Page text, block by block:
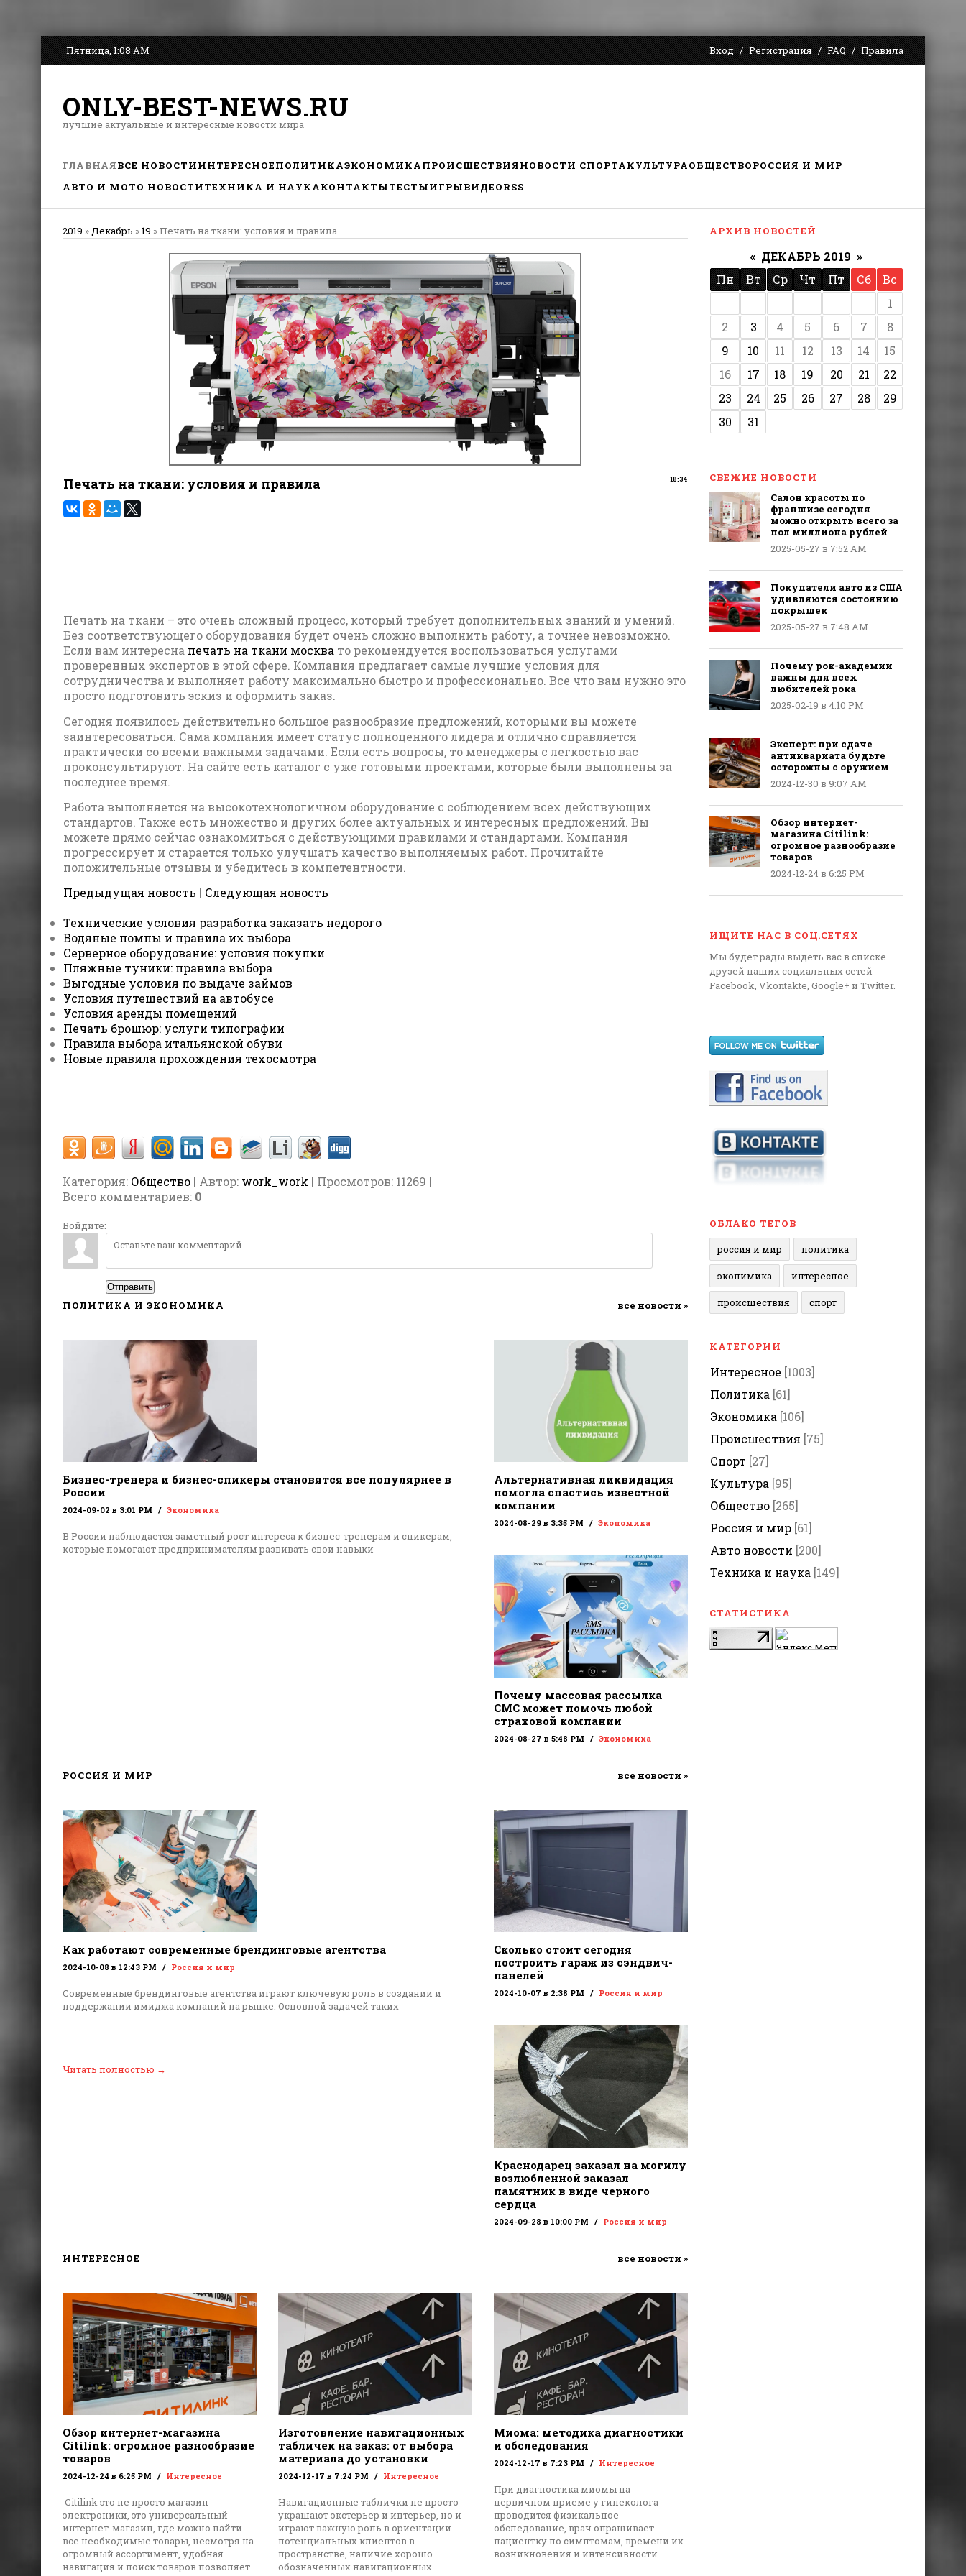
Пятница, 1:08 AM Вход Регистрация FAQ Правила
ONLY-BEST-NEWS.RU
лучшие актуальные и интересные новости мира
ГЛАВНАЯВСЕ НОВОСТИИНТЕРЕСНОЕПОЛИТИКАЭКОНОМИКАПРОИСШЕСТВИЯНОВОСТИ СПОРТАКУЛЬТУРАОБЩЕСТВОРОССИЯ И МИР
АВТО И МОТО НОВОСТИТЕХНИКА И НАУКАКОНТАКТЫТЕСТЫИГРЫВИДЕОRSS
2019 »Декабрь »19 » Печать на ткани: условия и правила
18:34
Печать на ткани: условия и правила
Печать на ткани – это очень сложный процесс, который требует дополнительных знаний и умений.
Без соответствующего оборудования будет очень сложно выполнить работу, а точнее невозможно.
Если вам интересна печать на ткани москва то рекомендуется воспользоваться услугами
проверенных экспертов в этой сфере. Компания предлагает самые лучшие условия для
сотрудничества и выполняет работу максимально быстро и профессионально. Все что вам нужно это
просто подготовить эскиз и оформить заказ.
Сегодня появилось действительно большое разнообразие предложений, которыми вы можете
заинтересоваться. Сама компания имеет статус полноценного лидера и отлично справляется
практически со всеми важными задачами. Если есть вопросы, то менеджеры с легкостью вас
проконсультируют. На сайте есть каталог с уже готовыми проектами, которые были выполнены за
последнее время.
Работа выполняется на высокотехнологичном оборудование с соблюдением всех действующих
стандартов. Также есть множество и других более актуальных и интересных предложений. Вы
можете прямо сейчас ознакомиться с действующими правилами и стандартами. Компания
прогрессирует и старается только улучшать качество выполняемых работ. Прочитайте
положительные отзывы и убедитесь в компетентности.
Предыдущая новость | Следующая новость
Технические условия разработка заказать недорого
Водяные помпы и правила их выбора
Серверное оборудование: условия покупки
Пляжные туники: правила выбора
Выгодные условия по выдаче займов
Условия путешествий на автобусе
Условия аренды помещений
Печать брошюр: услуги типографии
Правила выбора итальянской обуви
Новые правила прохождения техосмотра
Категория: Общество | Автор: work_work | Просмотров: 11269 |
Всего комментариев: 0
Войдите:
Отправить
ПОЛИТИКА И ЭКОНОМИКА все новости »
Бизнес-тренера и бизнес-спикеры становятся все популярнее в
России
2024-09-02 в 3:01 PM Экономика
В России наблюдается заметный рост интереса к бизнес-тренерам и спикерам,
которые помогают предпринимателям развивать свои навыки
Альтернативная ликвидация
помогла спастись известной
компании
2024-08-29 в 3:35 PM Экономика
Почему массовая рассылка
СМС может помочь любой
страховой компании
2024-08-27 в 5:48 PM Экономика
РОССИЯ И МИР все новости »
Как работают современные брендинговые агентства
2024-10-08 в 12:43 PM Россия и мир
Современные брендинговые агентства играют ключевую роль в создании и
поддержании имиджа компаний на рынке. Основной задачей таких
Читать полностью →
Сколько стоит сегодня
построить гараж из сэндвич-
панелей
2024-10-07 в 2:38 PM Россия и мир
Краснодарец заказал на могилу
возлюбленной заказал
памятник в виде черного
сердца
2024-09-28 в 10:00 PM Россия и мир
ИНТЕРЕСНОЕ все новости »
Обзор интернет-магазина
Citilink: огромное разнообразие
товаров
2024-12-24 в 6:25 PM Интересное
Citilink это не просто магазин
электроники, это универсальный
интернет-магазин, где можно найти
все необходимые товары, несмотря на
огромный ассортимент, удобная
навигация и поиск товаров позволяет
Изготовление навигационных
табличек на заказ: от выбора
материала до установки
2024-12-17 в 7:24 PM Интересное
Навигационные таблички не просто
украшают экстерьер и интерьер, но и
играют важную роль в ориентации
потенциальных клиентов в
пространстве, наличие хорошо
обозначенных навигационных
Миома: методика диагностики
и обследования
2024-12-17 в 7:23 PM Интересное
При диагностика миомы на
первичном приеме у гинеколога
проводится физикальное
обследование, врач опрашивает
пациентку по симптомам, времени их
возникновения и интенсивности.
АРХИВ НОВОСТЕЙ
« ДЕКАБРЬ 2019 »
Пн
Вт Ср Чт Пт Сб
Вс
1
2
3 4 5 6 7
8
9
10 11 12 13 14
15
16
17 18 19 20 21
22
23
24 25 26 27 28
29
30
31
СВЕЖИЕ НОВОСТИ
Салон красоты по
франшизе сегодня
можно открыть всего за
пол миллиона рублей
2025-05-27 в 7:52 AM
Покупатели авто из США
удивляются состоянию
покрышек
2025-05-27 в 7:48 AM
Почему рок-академии
важны для всех
любителей рока
2025-02-19 в 4:10 PM
Эксперт: при сдаче
антиквариата будьте
осторожны с оружием
2024-12-30 в 9:07 AM
Обзор интернет-
магазина Citilink:
огромное разнообразие
товаров
2024-12-24 в 6:25 PM
ИЩИТЕ НАС В СОЦ.СЕТЯХ
Мы будет рады выдеть вас в списке
друзей наших социальных сетей
Facebook, Vkontakte, Google+ и Twitter.
ОБЛАКО ТЕГОВ
россия и мир
политика
эконимика интересное
происшествия спорт
КАТЕГОРИИ
Интересное [1003]
Политика [61]
Экономика [106]
Происшествия [75]
Спорт [27]
Культура [95]
Общество [265]
Россия и мир [61]
Авто новости [200]
Техника и наука [149]
СТАТИСТИКА